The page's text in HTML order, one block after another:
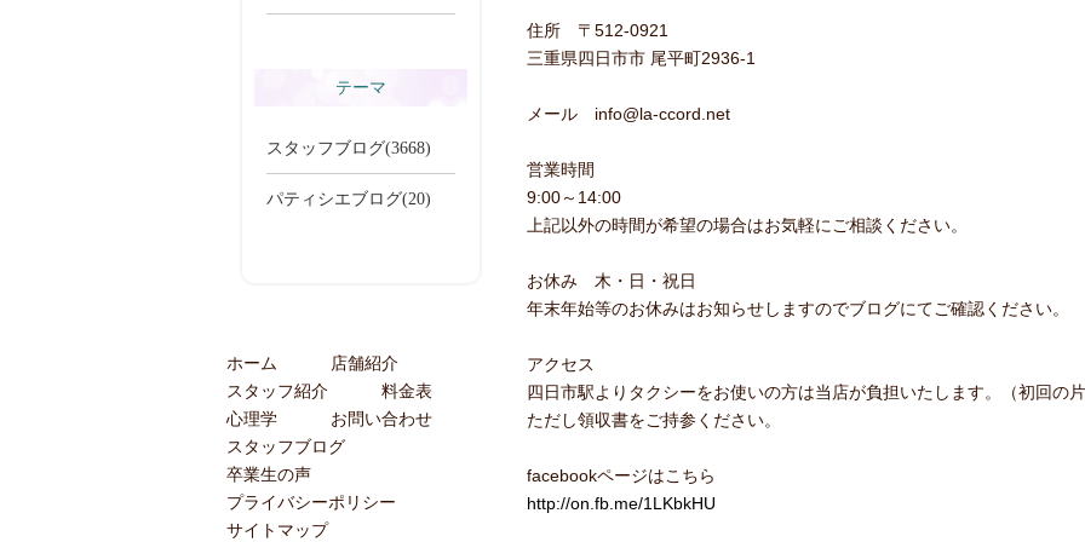
住所 〒512-0921
三重県四日市市 尾平町2936-1
メール info@la-ccord.net
営業時間
9:00～14:00
上記以外の時間が希望の場合はお気軽にご相談ください。
お休み 木・日・祝日
年末年始等のお休みはお知らせしますのでブログにてご確認ください。
アクセス
四日市駅よりタクシーをお使いの方は当店が負担いたします。（初回の片
ただし領収書をご持参ください。
facebookページはこちら
http://on.fb.me/1LKbkHU
テーマ
スタッフブログ(3668)
パティシエブログ(20)
ホーム
店舗紹介
スタッフ紹介
料金表
心理学
お問い合わせ
スタッフブログ
卒業生の声
プライバシーポリシー
サイトマップ